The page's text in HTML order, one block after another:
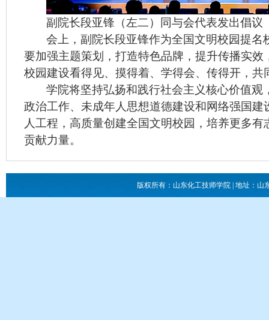
副院长段亚锋（左二）同与会代表发出倡议
会上，副院长段亚锋作为全国文明校园提
要加强主题策划，打造特色品牌，提升传播实
校园建设看得见、摸得着、学得会、传得开，
学院将坚持弘扬和践行社会主义核心价值
政治工作、未成年人思想道德建设和网络强国
人工程，高质量创建全国文明校园，培养更多
贡献力量。
版权所有：山东化工技师学院 | 地址：山